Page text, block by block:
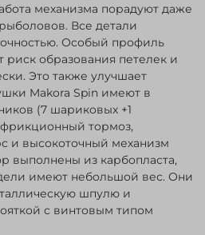
механизма порадуют даже
Все детали
Особый профиль
образования петелек и
Это также улучшает
Makora Spin имеют в
(7 шариковых +1
тормоз,
и высокоточный механизм
выполнены из карбопласта,
имеют небольшой вес. Они
шпулю и
с винтовым типом